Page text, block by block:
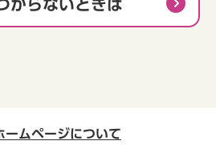
からないときは
ームページについて